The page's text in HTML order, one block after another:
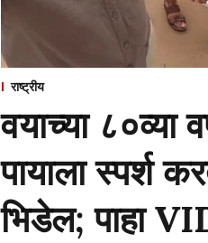
राष्ट्रीय
वयाच्या ८०व्या
पायाला स्पर्श
भिडेल; पाहा